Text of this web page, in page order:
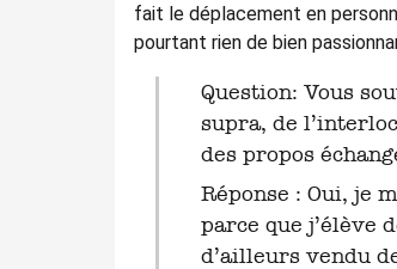
fait le déplacement en
pourtant rien de bien
Question: Vous souvenez-vous du motif de l’appel téléphonique cité
supra, de
des propos
Réponse : Oui, je
parce que j’élève
d’ailleurs vendu